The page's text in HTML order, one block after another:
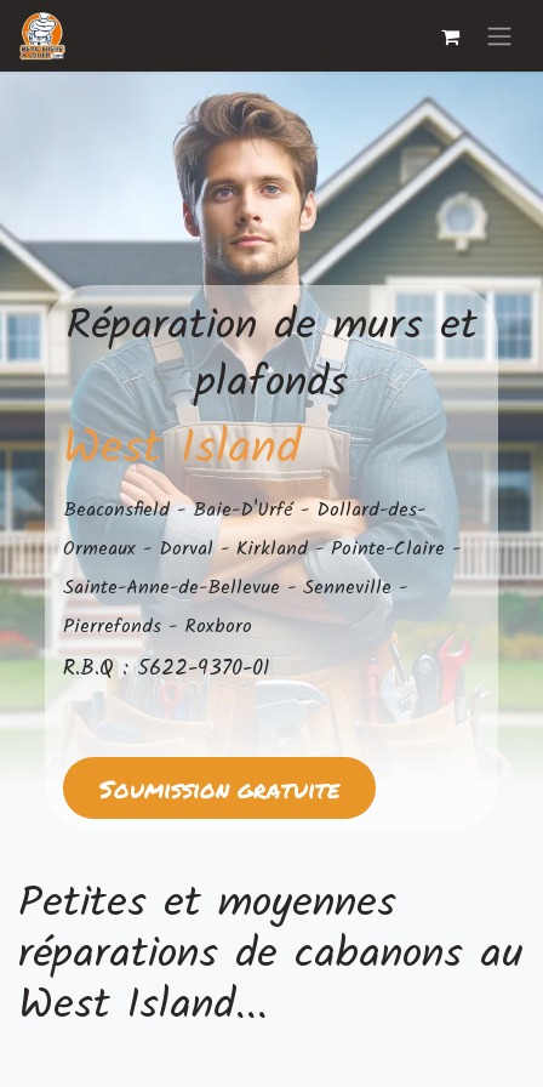
Réparation de murs et
plafonds
West Island
Beaconsfield - Baie-D'Urfé - Dollard-des-
Ormeaux - Dorval - Kirkland - Pointe-Claire -
Sainte-Anne-de-Bellevue - Senneville -
Pierrefonds - Roxboro
R.B.Q : 5622-9370-01
Soumission gratuite
Petites et moyennes
réparations de cabanons au
West Island...